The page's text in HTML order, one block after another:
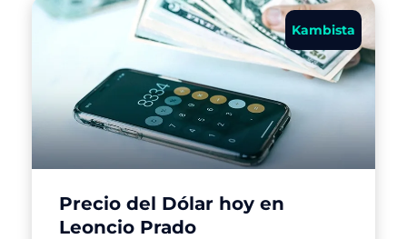
Kambista
Precio del Dólar hoy en
Leoncio Prado